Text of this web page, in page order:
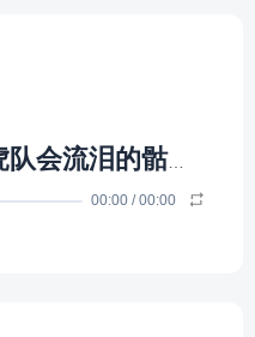
00:00 /00:00